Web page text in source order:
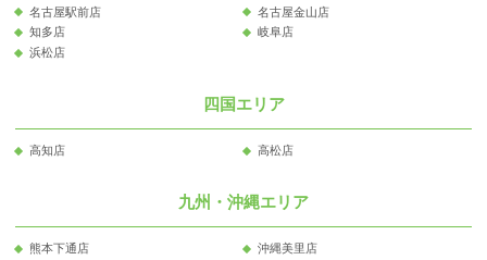
名古屋駅前店
名古屋金山店
知多店
岐阜店
浜松店
四国エリア
高知店 高松店
九州・沖縄エリア
熊本下通店
沖縄美里店